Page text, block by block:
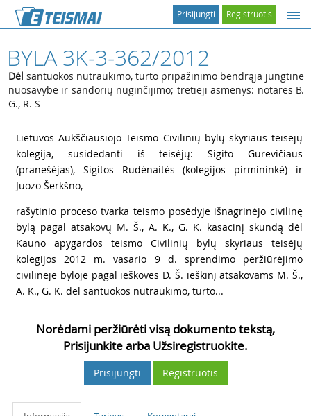
Registruotis
Prisijungti
BYLA 3K-3-362/2012
Dėl santuokos nutraukimo, turto pripažinimo bendrąja jungtine
nuosavybe ir sandorių nuginčijimo; tretieji asmenys: notarės B.
G., R. S
Lietuvos Aukščiausiojo Teismo Civilinių bylų skyriaus teisėjų
kolegija, susidedanti iš teisėjų: Sigito Gurevičiaus
(pranešėjas), Sigitos Rudėnaitės (kolegijos pirmininkė) ir
Juozo Šerkšno,
rašytinio proceso tvarka teismo posėdyje išnagrinėjo civilinę
bylą pagal atsakovų M. Š., A. K., G. K. kasacinį skundą dėl
Kauno apygardos teismo Civilinių bylų skyriaus teisėjų
kolegijos 2012 m. vasario 9 d. sprendimo peržiūrėjimo
civilinėje byloje pagal ieškovės D. Š. ieškinį atsakovams M. Š.,
A. K., G. K. dėl santuokos nutraukimo, turto...
Norėdami peržiūrėti visą dokumento tekstą,
Prisijunkite arba Užsiregistruokite.
Prisijungti Registruotis